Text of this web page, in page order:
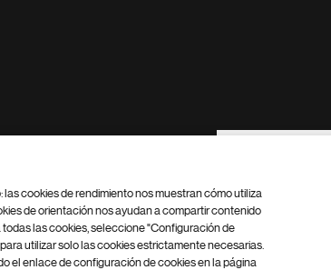
Footer Site Search
Configuración de cookies Mapa del sitio
cookies de rendimiento nos muestran cómo utiliza
de orientación nos ayudan a compartir contenido
las cookies, seleccione "Configuración de
utilizar solo las cookies estrictamente necesarias.
el enlace de configuración de cookies en la página